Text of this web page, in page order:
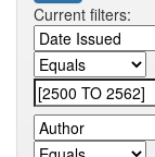
Current filters: